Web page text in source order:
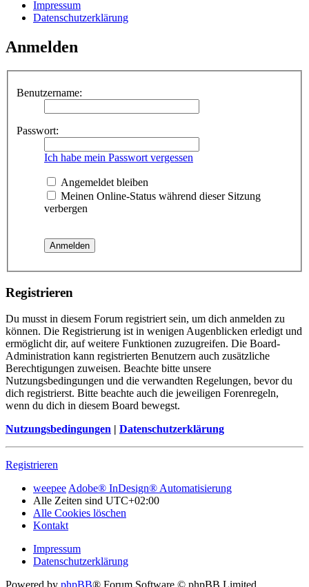
Impressum
Datenschutzerklärung
Anmelden
Benutzername:
Passwort:
Ich habe mein Passwort vergessen
Angemeldet bleiben
Meinen Online-Status während dieser Sitzung
verbergen
Registrieren
Du musst in diesem Forum registriert sein, um dich anmelden zu
können. Die Registrierung ist in wenigen Augenblicken erledigt und
ermöglicht dir, auf weitere Funktionen zuzugreifen. Die Board-
Administration kann registrierten Benutzern auch zusätzliche
Berechtigungen zuweisen. Beachte bitte unsere
Nutzungsbedingungen und die verwandten Regelungen, bevor du
dich registrierst. Bitte beachte auch die jeweiligen Forenregeln,
wenn du dich in diesem Board bewegst.
Nutzungsbedingungen | Datenschutzerklärung
Registrieren
weepee Adobe® InDesign® Automatisierung
Alle Zeiten sind UTC+02:00
Alle Cookies löschen
Kontakt
Impressum
Datenschutzerklärung